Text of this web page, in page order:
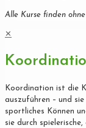
Alle Kurse finden
✕
Koordination ist die
auszuführen – und
sportliches Können
sie durch